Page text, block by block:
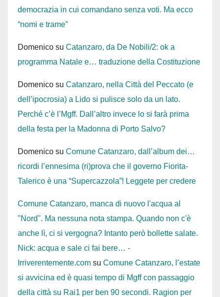
democrazia in cui comandano senza voti. Ma ecco
“nomi e trame”
Domenico su Catanzaro, da De Nobili/2: ok a
programma Natale e… traduzione della Costituzione
Domenico su Catanzaro, nella Città del Peccato (e
dell’ipocrosia) a Lido si pulisce solo da un lato.
Perché c’è l’Mgff. Dall’altro invece lo si farà prima
della festa per la Madonna di Porto Salvo?
Domenico su Comune Catanzaro, dall’album dei…
ricordi l’ennesima (ri)prova che il governo Fiorita-
Talerico è una “Supercazzola”! Leggete per credere
Comune Catanzaro, manca di nuovo l'acqua al
"Nord". Ma nessuna nota stampa. Quando non c'è
anche lì, ci si vergogna? Intanto però bollette salate.
Nick: acqua e sale ci fai bere… -
Irriverentemente.com su Comune Catanzaro, l’estate
si avvicina ed è quasi tempo di Mgff con passaggio
della città su Rai1 per ben 90 secondi. Ragion per